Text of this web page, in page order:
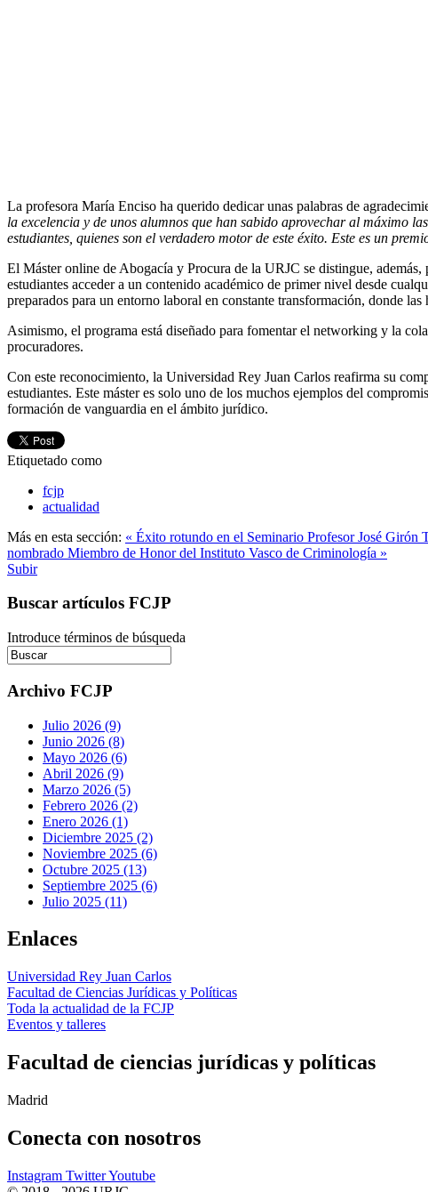
La profesora María Enciso ha querido dedicar unas palabras de
la excelencia y de unos alumnos que han sabido aprovechar al máximo
estudiantes, quienes son el verdadero motor de este éxito. Este es un
El Máster online de Abogacía y Procura de la URJC se distingue,
estudiantes acceder a un contenido académico de primer nivel desde
preparados para un entorno laboral en constante transformación, donde
Asimismo, el programa está diseñado para fomentar el networking y la
procuradores.
Con este reconocimiento, la Universidad Rey Juan Carlos reafirma su
estudiantes. Este máster es solo uno de los muchos ejemplos del
formación de vanguardia en el ámbito jurídico.
Etiquetado como
fcjp
actualidad
Más en esta sección: « Éxito rotundo en el Seminario Profesor José Girón
nombrado Miembro de Honor del Instituto Vasco de Criminología »
Subir
Buscar artículos FCJP
Introduce términos de búsqueda
Archivo FCJP
Julio 2026 (9)
Junio 2026 (8)
Mayo 2026 (6)
Abril 2026 (9)
Marzo 2026 (5)
Febrero 2026 (2)
Enero 2026 (1)
Diciembre 2025 (2)
Noviembre 2025 (6)
Octubre 2025 (13)
Septiembre 2025 (6)
Julio 2025 (11)
Enlaces
Universidad Rey Juan Carlos
Facultad de Ciencias Jurídicas y Políticas
Toda la actualidad de la FCJP
Eventos y talleres
Facultad de ciencias jurídicas y políticas
Madrid
Conecta con nosotros
Instagram TwitterYoutube